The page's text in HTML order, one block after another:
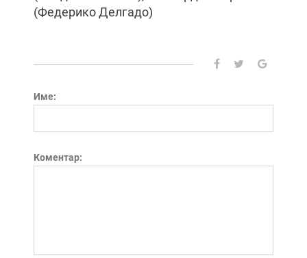
(Федерико Делгадо)
Име:
Коментар: